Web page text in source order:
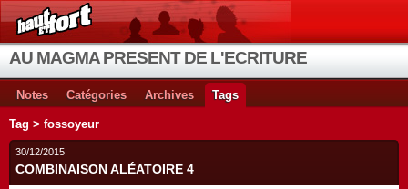
AU MAGMA PRESENT DE L'ECRITURE
Notes Catégories Archives Tags
Tag > fossoyeur
30/12/2015
COMBINAISON ALÉATOIRE 4